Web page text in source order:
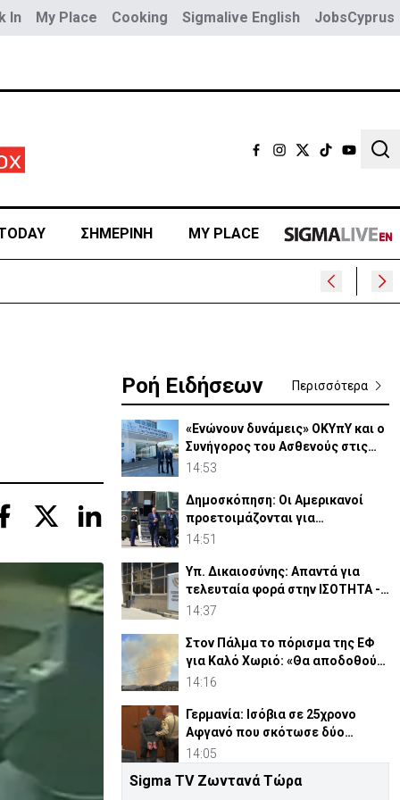
In My Place Cooking Sigmalive English JobsCyprus
ΣΗΜΕΡΙΝΗ MY PLACE
Ροή Ειδήσεων Περισσότερα
«Ενώνουν δυνάμεις» ΟΚΥπΥ και ο
Συνήγορος του Ασθενούς στις
υπηρεσίες υγείας
14:53
Δημοσκόπηση: Οι Αμερικανοί
προετοιμάζονται για
περισσότερο χάος στη Μ.
14:51
Υπ. Δικαιοσύνης: Απαντά για
τελευταία φορά στην ΙΣΟΤΗΤΑ -
«Άσκοπη απασχόληση»
14:37
Στον Πάλμα το πόρισμα της ΕΦ
για Καλό Χωριό: «Θα αποδοθούν
τυχόν ευθύνες»
14:16
Γερμανία: Ισόβια σε 25χρονο
Αφγανό που σκότωσε δύο
ανθρώπους
14:05
Στατιστική Υπηρεσία: Ο
Sigma TV Ζωντανά Τώρα